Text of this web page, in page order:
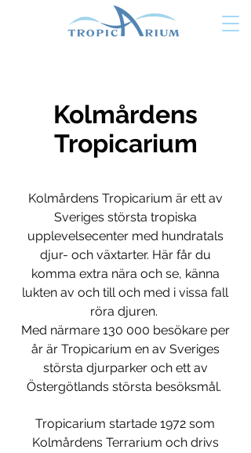
Kolmårdens
Tropicarium
Kolmårdens Tropicarium är ett av
Sveriges största tropiska
upplevelsecenter med hundratals
djur- och växtarter. Här får du
komma extra nära och se, känna
lukten av och till och med i vissa fall
röra djuren.
Med närmare 130 000 besökare per
år är Tropicarium en av Sveriges
största djurparker och ett av
Östergötlands största besöksmål.
Tropicarium startade 1972 som
Kolmårdens Terrarium och drivs